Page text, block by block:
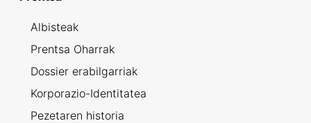
Albisteak
Prentsa Oharrak
Dossier erabilgarriak
Korporazio-Identitatea
Pezetaren historia